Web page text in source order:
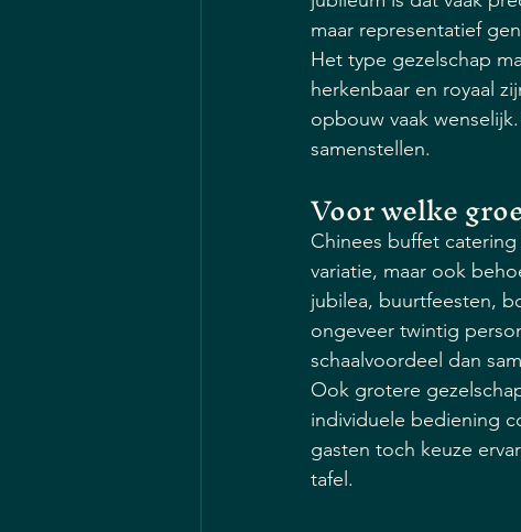
maar representatief
Het type gezelschap
herkenbaar en royaal
opbouw vaak
samenstellen.
Voor welke
Chinees buffet
variatie, maar ook
jubilea, buurtfeesten,
ongeveer twintig
schaalvoordeel dan
Ook grotere
individuele bediening
gasten toch keuze
tafel.